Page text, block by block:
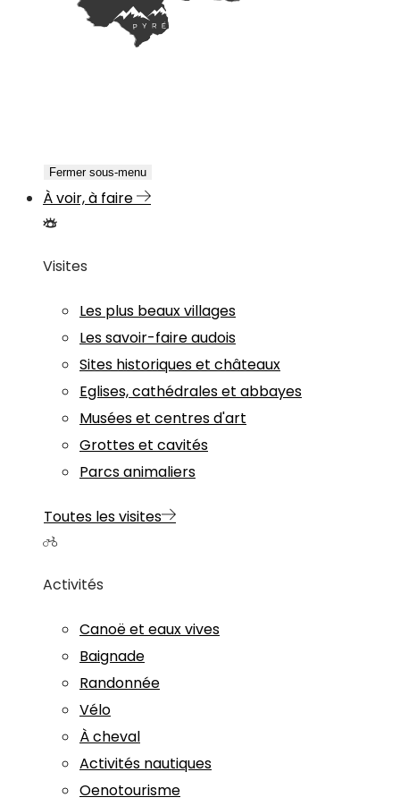
Fermer sous-menu
À voir, à faire
Visites
Les plus beaux villages
Les savoir-faire audois
Sites historiques et châteaux
Eglises, cathédrales et abbayes
Musées et centres d'art
Grottes et cavités
Parcs animaliers
Toutes les visites
Activités
Canoë et eaux vives
Baignade
Randonnée
Vélo
À cheval
Activités nautiques
Oenotourisme